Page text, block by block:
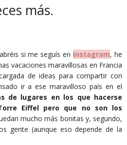
más.
si me seguís en Instagram, he
vacaciones maravillosas en Francia
de ideas para compartir con
ir a ese maravilloso país en el
de lugares en los que hacerse
Eiffel pero que no son los
mucho más bonitas y, segundo,
gente (aunque eso depende de la